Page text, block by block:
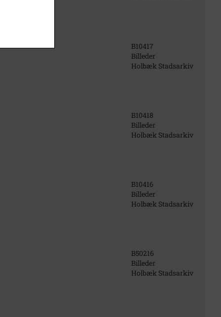
B10417
Billeder
Holbæk Stadsarkiv
B10418
Billeder
Holbæk Stadsarkiv
B10416
Billeder
Holbæk Stadsarkiv
B50216
Billeder
Holbæk Stadsarkiv